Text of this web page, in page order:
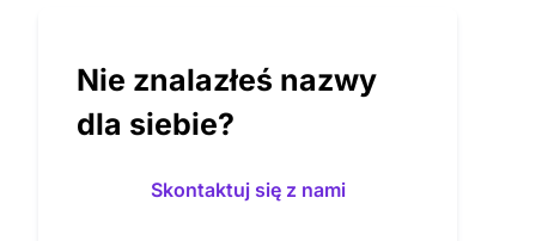
Nie znalazłeś nazwy
dla siebie?
Skontaktuj się z nami